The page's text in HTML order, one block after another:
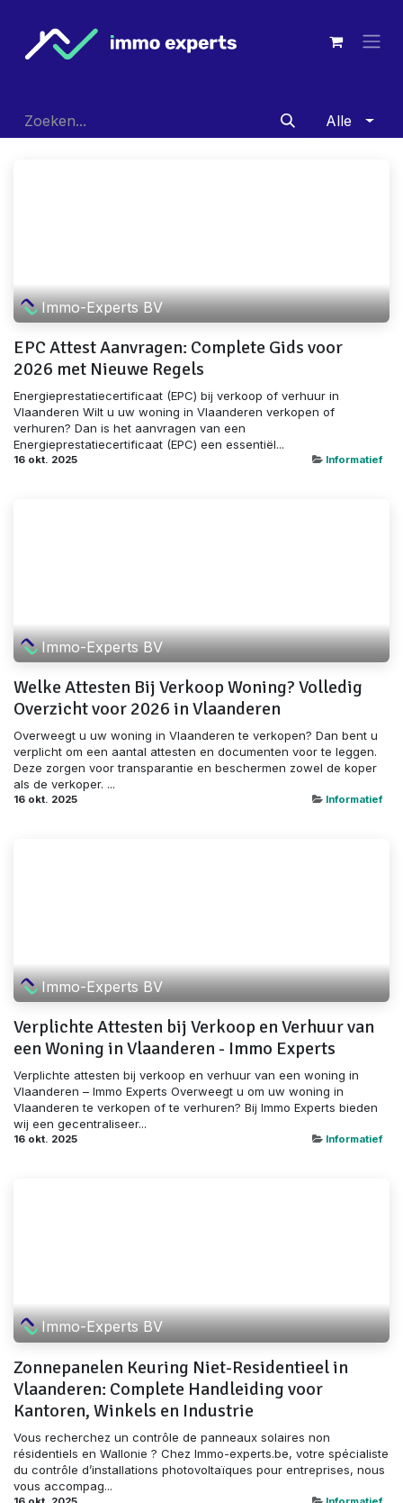
Alle
Immo-Experts BV
EPC Attest Aanvragen: Complete Gids voor
2026 met Nieuwe Regels
Energieprestatiecertificaat (EPC) bij verkoop of verhuur in
Vlaanderen Wilt u uw woning in Vlaanderen verkopen of
verhuren? Dan is het aanvragen van een
Energieprestatiecertificaat (EPC) een essentiël...
16 okt. 2025 Informatief
Immo-Experts BV
Welke Attesten Bij Verkoop Woning? Volledig
Overzicht voor 2026 in Vlaanderen
Overweegt u uw woning in Vlaanderen te verkopen? Dan bent u
verplicht om een aantal attesten en documenten voor te leggen.
Deze zorgen voor transparantie en beschermen zowel de koper
als de verkoper. ...
16 okt. 2025 Informatief
Immo-Experts BV
Verplichte Attesten bij Verkoop en Verhuur van
een Woning in Vlaanderen - Immo Experts
Verplichte attesten bij verkoop en verhuur van een woning in
Vlaanderen – Immo Experts Overweegt u om uw woning in
Vlaanderen te verkopen of te verhuren? Bij Immo Experts bieden
wij een gecentraliseer...
16 okt. 2025 Informatief
Immo-Experts BV
Zonnepanelen Keuring Niet-Residentieel in
Vlaanderen: Complete Handleiding voor
Kantoren, Winkels en Industrie
Vous recherchez un contrôle de panneaux solaires non
résidentiels en Wallonie ? Chez Immo-experts.be, votre spécialiste
du contrôle d’installations photovoltaïques pour entreprises, nous
vous accompag...